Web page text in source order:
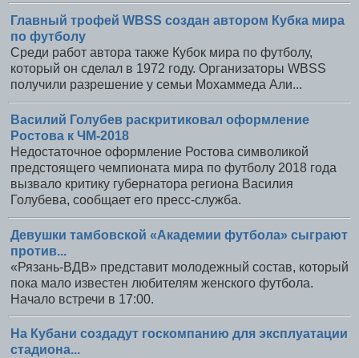
Главный трофей WBSS создан автором Кубка мира
по футболу
Среди работ автора также Кубок мира по футболу,
который он сделал в 1972 году. Организаторы WBSS
получили разрешение у семьи Мохаммеда Али...
Василий Голубев раскритиковал оформление
Ростова к ЧМ-2018
Недостаточное оформление Ростова символикой
предстоящего чемпионата мира по футболу 2018 года
вызвало критику губернатора региона Василия
Голубева, сообщает его пресс-служба.
Девушки тамбовской «Академии футбола» сыграют
против...
«Рязань-ВДВ» представит молодежный состав, который
пока мало известен любителям женского футбола.
Начало встречи в 17:00.
На Кубани создадут госкомпанию для эксплуатации
стадиона...